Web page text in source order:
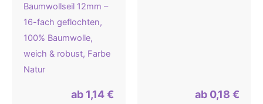
Baumwollseil 12mm –
16-fach geflochten,
100% Baumwolle,
weich & robust, Farbe
Natur
ab 1,14€ ab 0,18 €